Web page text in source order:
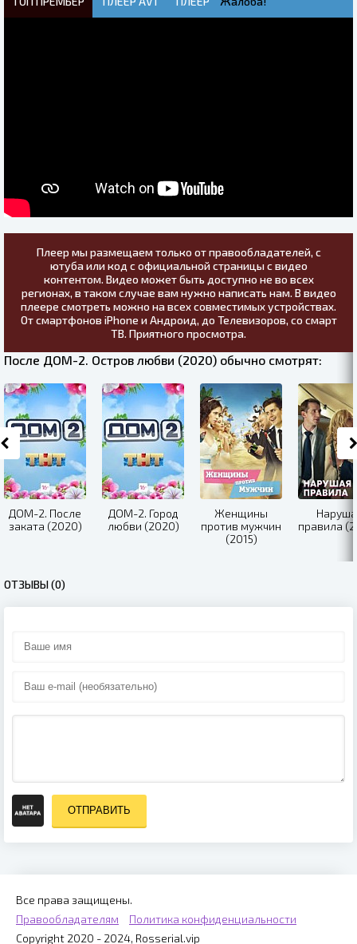
Плеер мы размещаем только от правообладателей, с
ютуба или код с официальной страницы с видео
контентом. Видео может быть доступно не во всех
регионах, в таком случае вам нужно написать нам. В видео
плеере смотреть можно на всех совместимых устройствах.
От смартфонов iPhone и Андроид, до Телевизоров, со смарт
ТВ. Приятного просмотра.
После ДОМ-2. Остров любви (2020) обычно смотрят:
ДОМ-2. После
заката (2020)
ДОМ-2. Город
любви (2020)
Женщины
против мужчин
(2015)
правила
ОТЗЫВЫ (0)
ОТПРАВИТЬ
Все права защищены.
Правообладателям
Политика конфиденциальности
Copyright 2020 - 2024, Rosserial.vip